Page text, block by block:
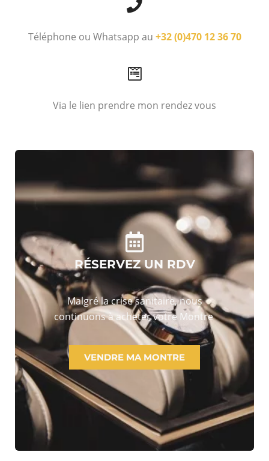
Téléphone ou Whatsapp au +32 (0)470 12 36 70
Via le lien prendre mon rendez vous
RÉSERVEZ UN RDV
Malgré la crise sanitaire, nous
continuons à acheter votre Montre
VENDRE MA MONTRE